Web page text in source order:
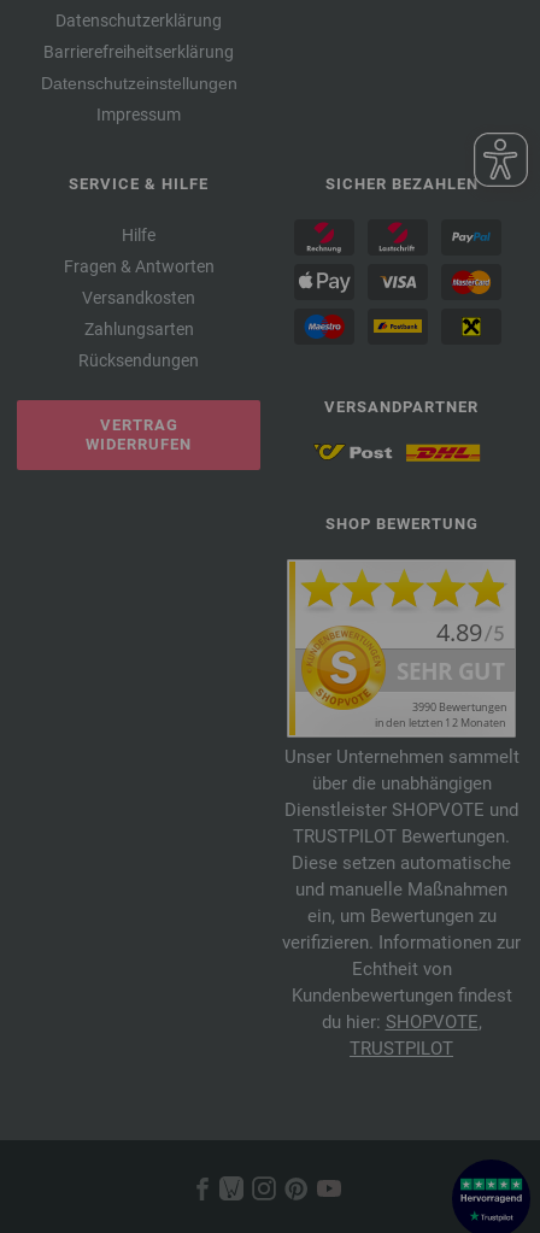
Datenschutzerklärung
Barrierefreiheitserklärung
Datenschutzeinstellungen
Impressum
SERVICE & HILFE
Hilfe
Fragen & Antworten
Versandkosten
Zahlungsarten
Rücksendungen
VERTRAG
WIDERRUFEN
SICHER BEZAHLEN
VERSANDPARTNER
SHOP BEWERTUNG
Unser Unternehmen sammelt
über die unabhängigen
Dienstleister SHOPVOTE und
TRUSTPILOT Bewertungen.
Diese setzen automatische
und manuelle Maßnahmen
ein, um Bewertungen zu
verifizieren. Informationen zur
Echtheit von
Kundenbewertungen findest
du hier: SHOPVOTE,
TRUSTPILOT